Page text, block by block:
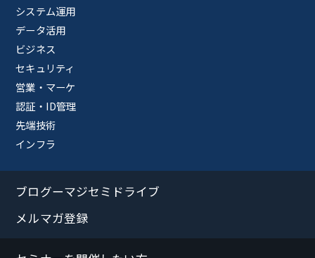
システム運用
データ活用
ビジネス
セキュリティ
営業・マーケ
認証・ID管理
先端技術
インフラ
ブログーマジセミドライブ
メルマガ登録